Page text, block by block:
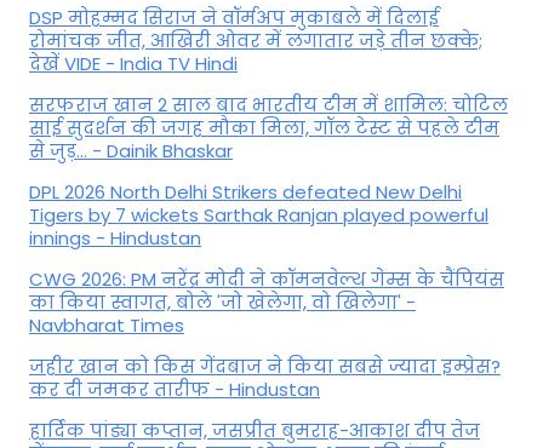
DSP मोहम्मद सिराज ने वॉर्मअप मुकाबले में दिलाई
रोमांचक जीत, आखिरी ओवर में लगातार जड़े तीन छक्के;
देखें VIDE - India TV Hindi
सरफराज खान 2 साल बाद भारतीय टीम में शामिल: चोटिल
साई सुदर्शन की जगह मौका मिला, गॉल टेस्ट से पहले टीम
से जुड़... - Dainik Bhaskar
DPL 2026 North Delhi Strikers defeated New Delhi
Tigers by 7 wickets Sarthak Ranjan played powerful
innings - Hindustan
CWG 2026: PM नरेंद्र मोदी ने कॉमनवेल्थ गेम्स के चैंपियंस
का किया स्वागत, बोले 'जो खेलेगा, वो खिलेगा' -
Navbharat Times
जहीर खान को किस गेंदबाज ने किया सबसे ज्यादा इम्प्रेस?
कर दी जमकर तारीफ - Hindustan
हार्दिक पांड्या कप्तान, जसप्रीत बुमराह-आकाश दीप तेज